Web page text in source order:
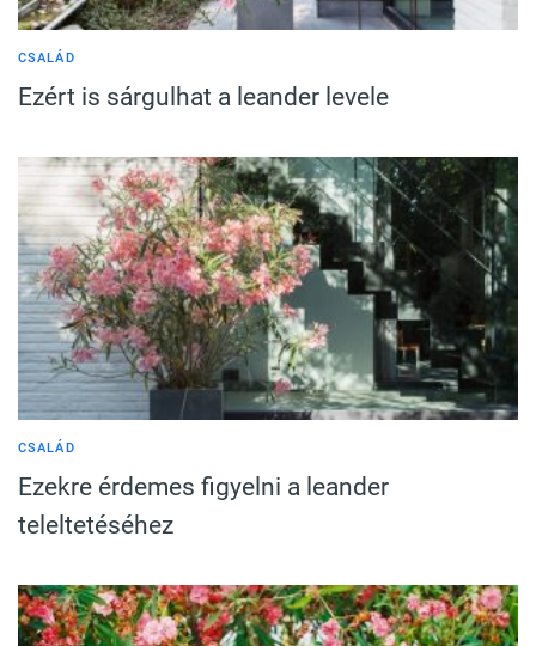
CSALÁD
Ezért is sárgulhat a leander levele
CSALÁD
Ezekre érdemes figyelni a leander
teleltetéséhez